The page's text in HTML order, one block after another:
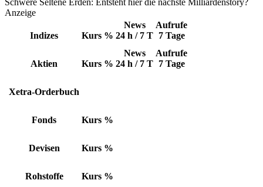
Schwere Seltene Erden: Entsteht hier die nächste Milliardenstory?
Anzeige
Indizes Kurs %
News
24 h / 7 T
Aufrufe
7 Tage
Aktien Kurs %
News
24 h / 7 T
Aufrufe
7 Tage
Xetra-Orderbuch
Fonds Kurs %
Devisen Kurs %
Rohstoffe Kurs %